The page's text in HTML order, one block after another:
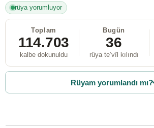
rüya yorumluyor
Toplam
114.703
kalbe dokunuldu
Bugün
36
rüya te’vîl kılındı
Rüyam yorumlandı mı?